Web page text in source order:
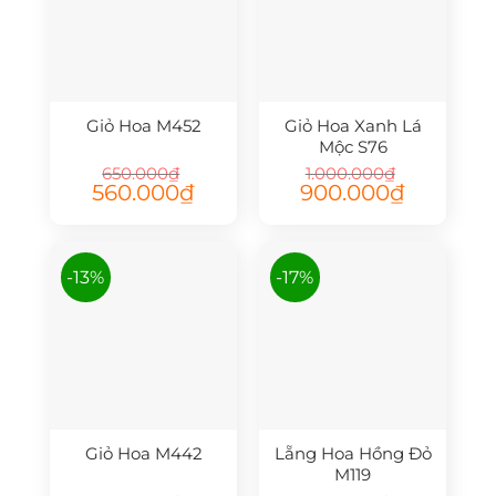
Giỏ Hoa M452
650.000₫
Giá
gốc
560.000₫Giá
Giỏ Hoa Xanh Lá
Mộc S76
1.000.000₫
Giá
gốc
900.000₫Giá
-13%
Giỏ Hoa M442
-17%
Lẵng Hoa Hồng Đỏ
M119